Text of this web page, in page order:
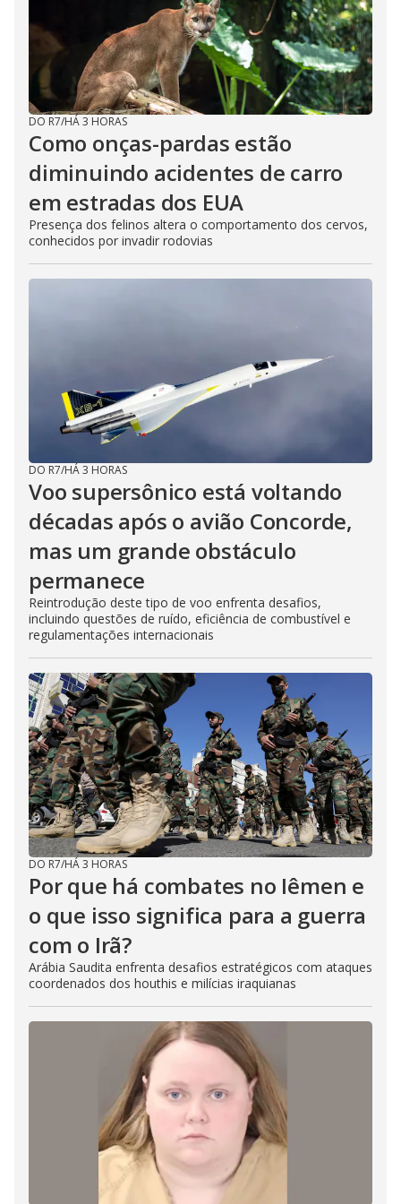
d
e
o
DO R7/HÁ 3 HORAS
Como onças-pardas estão
diminuindo acidentes de carro
em estradas dos EUA
Presença dos felinos altera o comportamento dos cervos,
conhecidos por invadir rodovias
DO R7/HÁ 3 HORAS
Voo supersônico está voltando
décadas após o avião Concorde,
mas um grande obstáculo
permanece
Reintrodução deste tipo de voo enfrenta desafios,
incluindo questões de ruído, eficiência de combustível e
regulamentações internacionais
DO R7/HÁ 3 HORAS
Por que há combates no Iêmen e
o que isso significa para a guerra
com o Irã?
Arábia Saudita enfrenta desafios estratégicos com ataques
coordenados dos houthis e milícias iraquianas